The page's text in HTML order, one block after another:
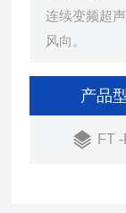
连续变频超
风向。
产品
FT